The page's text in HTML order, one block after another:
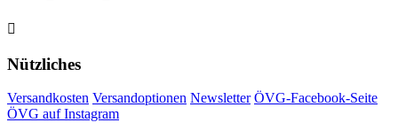

Nützliches
Versandkosten Versandoptionen Newsletter ÖVG-Facebook-Seite
ÖVG auf Instagram